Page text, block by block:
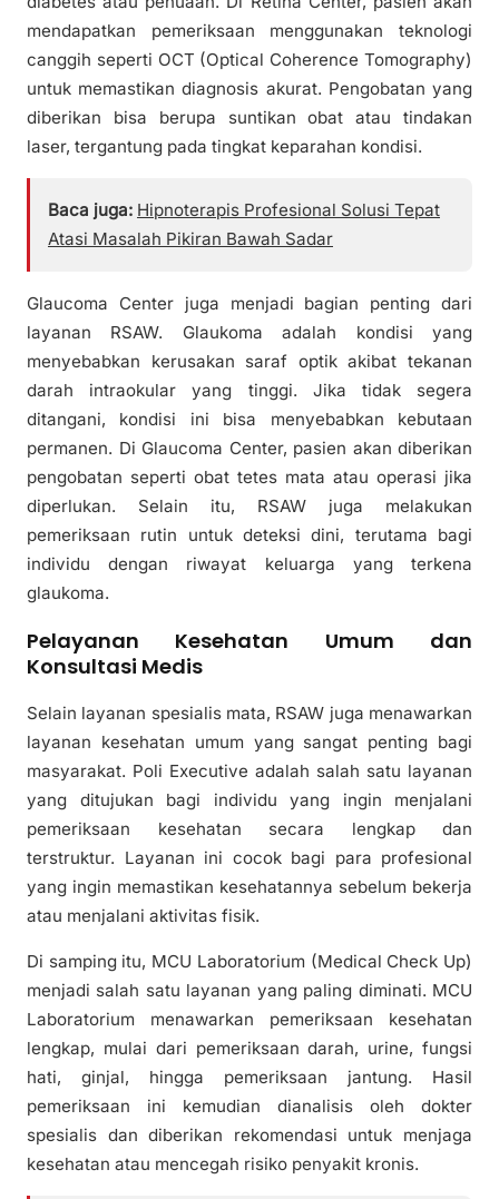
mendapatkan pemeriksaan menggunakan teknologi
canggih seperti OCT (Optical Coherence Tomography)
untuk memastikan diagnosis akurat. Pengobatan yang
diberikan bisa berupa suntikan obat atau tindakan
laser, tergantung pada tingkat keparahan kondisi.
Baca juga: Hipnoterapis Profesional Solusi Tepat
Atasi Masalah Pikiran Bawah Sadar
Glaucoma Center juga menjadi bagian penting dari
layanan RSAW. Glaukoma adalah kondisi yang
menyebabkan kerusakan saraf optik akibat tekanan
darah intraokular yang tinggi. Jika tidak segera
ditangani, kondisi ini bisa menyebabkan kebutaan
permanen. Di Glaucoma Center, pasien akan diberikan
pengobatan seperti obat tetes mata atau operasi jika
diperlukan. Selain itu, RSAW juga melakukan
pemeriksaan rutin untuk deteksi dini, terutama bagi
individu dengan riwayat keluarga yang terkena
glaukoma.
Pelayanan Kesehatan Umum dan
Konsultasi Medis
Selain layanan spesialis mata, RSAW juga menawarkan
layanan kesehatan umum yang sangat penting bagi
masyarakat. Poli Executive adalah salah satu layanan
yang ditujukan bagi individu yang ingin menjalani
pemeriksaan kesehatan secara lengkap dan
terstruktur. Layanan ini cocok bagi para profesional
yang ingin memastikan kesehatannya sebelum bekerja
atau menjalani aktivitas fisik.
Di samping itu, MCU Laboratorium (Medical Check Up)
menjadi salah satu layanan yang paling diminati. MCU
Laboratorium menawarkan pemeriksaan kesehatan
lengkap, mulai dari pemeriksaan darah, urine, fungsi
hati, ginjal, hingga pemeriksaan jantung. Hasil
pemeriksaan ini kemudian dianalisis oleh dokter
spesialis dan diberikan rekomendasi untuk menjaga
kesehatan atau mencegah risiko penyakit kronis.